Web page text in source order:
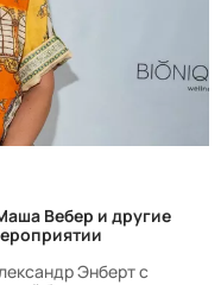
Вебер и другие
Энберт с